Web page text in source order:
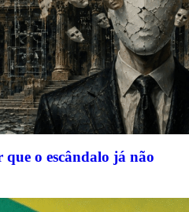
o escândalo já não